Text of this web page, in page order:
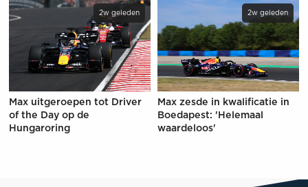
2w geleden
Max uitgeroepen tot Driver
of the Day op de
Hungaroring
2w geleden
Max zesde in kwalificatie in
Boedapest: 'Helemaal
waardeloos'